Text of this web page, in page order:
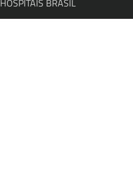
HOSPITAIS BRASIL